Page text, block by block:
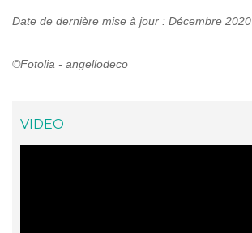
Date de dernière mise à jour : Décembre 2020
©Fotolia - angellodeco
VIDEO